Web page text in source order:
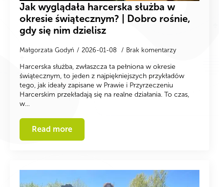
Jak wyglądała harcerska służba w
okresie świątecznym? | Dobro rośnie,
gdy się nim dzielisz
Małgorzata Godyń 2026-01-08 Brak komentarzy
Harcerska służba, zwłaszcza ta pełniona w okresie
świątecznym, to jeden z najpiękniejszych przykładów
tego, jak ideały zapisane w Prawie i Przyrzeczeniu
Harcerskim przekładają się na realne działania. To czas,
w…
Read more